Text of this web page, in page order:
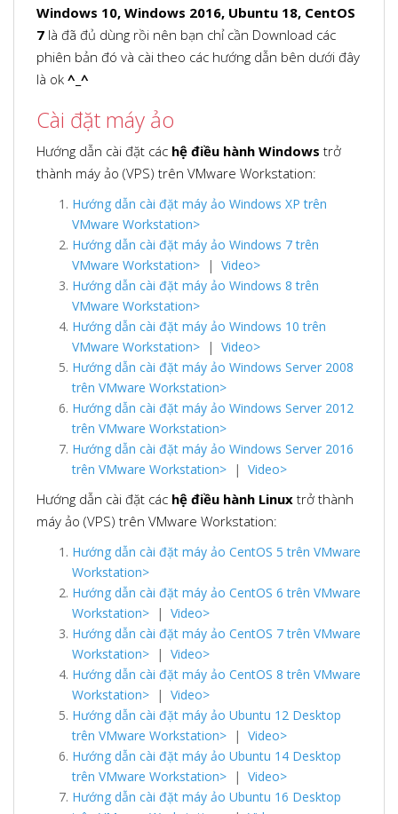
Windows 10, Windows 2016, Ubuntu 18, CentOS
7 là đã đủ dùng rồi nên bạn chỉ cần Download các
phiên bản đó và cài theo các hướng dẫn bên dưới đây
là ok ^_^
Cài đặt máy ảo
Hướng dẫn cài đặt các hệ điều hành Windows trở
thành máy ảo (VPS) trên VMware Workstation:
Hướng dẫn cài đặt máy ảo Windows XP trên
VMware Workstation>
Hướng dẫn cài đặt máy ảo Windows 7 trên
VMware Workstation> | Video>
Hướng dẫn cài đặt máy ảo Windows 8 trên
VMware Workstation>
Hướng dẫn cài đặt máy ảo Windows 10 trên
VMware Workstation> | Video>
Hướng dẫn cài đặt máy ảo Windows Server 2008
trên VMware Workstation>
Hướng dẫn cài đặt máy ảo Windows Server 2012
trên VMware Workstation>
Hướng dẫn cài đặt máy ảo Windows Server 2016
trên VMware Workstation> | Video>
Hướng dẫn cài đặt các hệ điều hành Linux trở thành
máy ảo (VPS) trên VMware Workstation:
Hướng dẫn cài đặt máy ảo CentOS 5 trên VMware
Workstation>
Hướng dẫn cài đặt máy ảo CentOS 6 trên VMware
Workstation> | Video>
Hướng dẫn cài đặt máy ảo CentOS 7 trên VMware
Workstation> | Video>
Hướng dẫn cài đặt máy ảo CentOS 8 trên VMware
Workstation> | Video>
Hướng dẫn cài đặt máy ảo Ubuntu 12 Desktop
trên VMware Workstation> | Video>
Hướng dẫn cài đặt máy ảo Ubuntu 14 Desktop
trên VMware Workstation> | Video>
Hướng dẫn cài đặt máy ảo Ubuntu 16 Desktop